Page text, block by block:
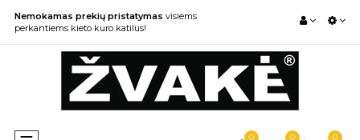
Nemokamas prekių pristatymas visiems
perkantiems kieto kuro katilus!
0 0 0